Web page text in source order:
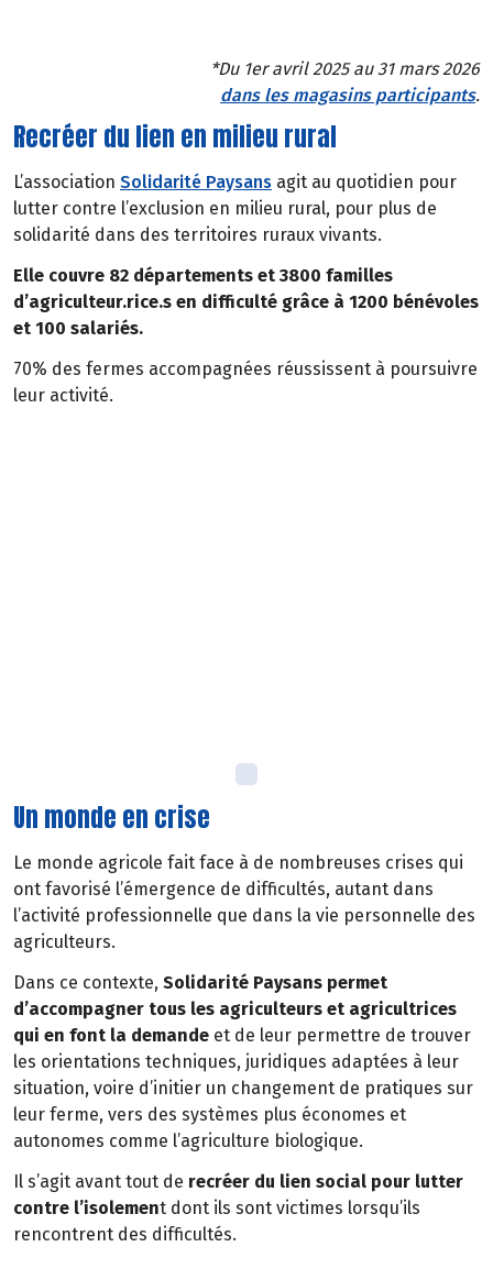
*Du 1er avril 2025 au 31 mars 2026
dans les magasins participants.
Recréer du lien en milieu rural
L’association Solidarité Paysans agit au quotidien pour
lutter contre l’exclusion en milieu rural, pour plus de
solidarité dans des territoires ruraux vivants.
Elle couvre 82 départements et 3800 familles
d’agriculteur.rice.s en difficulté grâce à 1200 bénévoles
et 100 salariés.
70% des fermes accompagnées réussissent à poursuivre
leur activité.
Un monde en crise
Le monde agricole fait face à de nombreuses crises qui
ont favorisé l’émergence de difficultés, autant dans
l’activité professionnelle que dans la vie personnelle des
agriculteurs.
Dans ce contexte, Solidarité Paysans permet
d’accompagner tous les agriculteurs et agricultrices
qui en font la demande et de leur permettre de trouver
les orientations techniques, juridiques adaptées à leur
situation, voire d’initier un changement de pratiques sur
leur ferme, vers des systèmes plus économes et
autonomes comme l’agriculture biologique.
Il s’agit avant tout de recréer du lien social pour lutter
contre l’isolement dont ils sont victimes lorsqu’ils
rencontrent des difficultés.